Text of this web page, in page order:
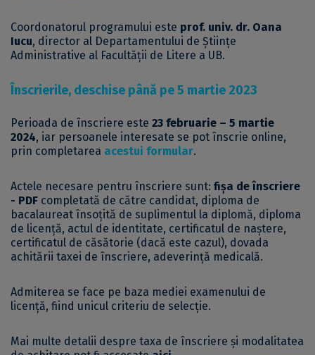
Coordonatorul programului este prof. univ. dr. Oana
Iucu, director al Departamentului de Științe
Administrative al Facultății de Litere a UB.
Înscrierile, deschise până pe 5 martie 2023
Perioada de înscriere este 23 februarie – 5 martie
2024, iar persoanele interesate se pot înscrie online,
prin completarea acestui formular.
Actele necesare pentru înscriere sunt: fișa de înscriere
- PDF completată de către candidat, diploma de
bacalaureat însoțită de suplimentul la diplomă, diploma
de licență, actul de identitate, certificatul de naștere,
certificatul de căsătorie (dacă este cazul), dovada
achitării taxei de înscriere, adeverință medicală.
Admiterea se face pe baza mediei examenului de
licență, fiind unicul criteriu de selecție.
Mai multe detalii despre taxa de înscriere și modalitatea